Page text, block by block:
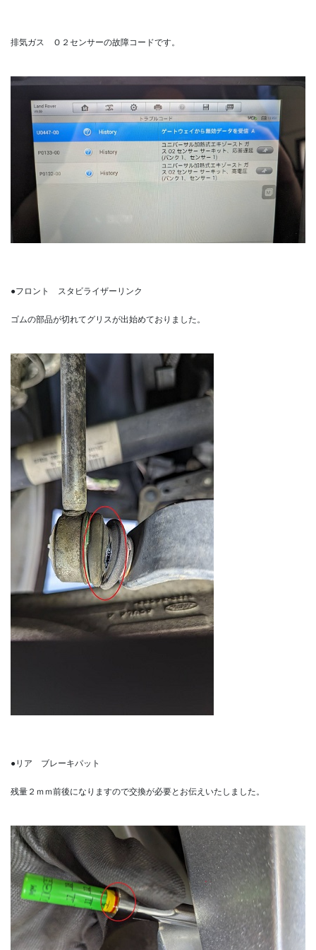
排気ガス Ｏ２センサーの故障コードです。
●フロント スタビライザーリンク
ゴムの部品が切れてグリスが出始めておりました。
●リア ブレーキパット
残量２ｍｍ前後になりますので交換が必要とお伝えいたしました。